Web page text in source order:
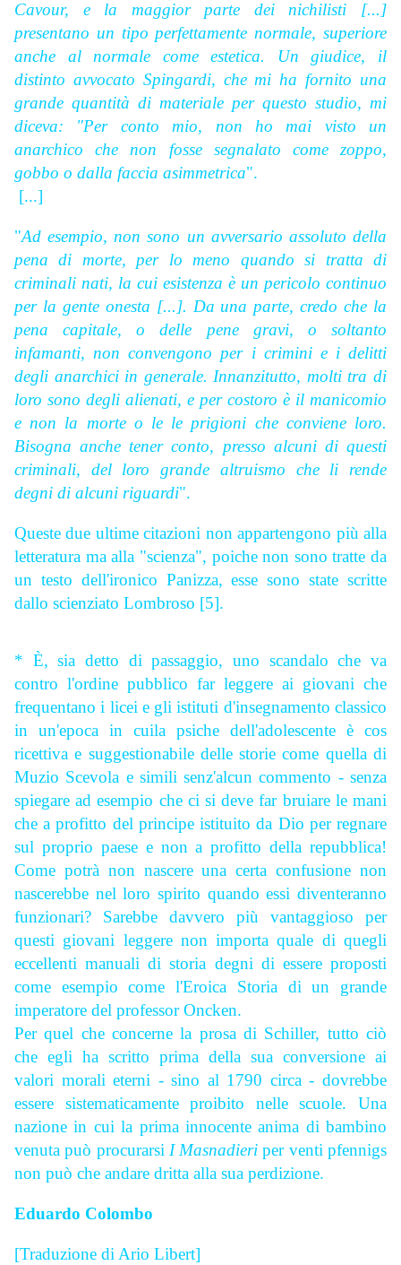
Cavour, e la maggior parte dei nichilisti [...]
presentano un tipo perfettamente normale, superiore
anche al normale come estetica. Un giudice, il
distinto avvocato Spingardi, che mi ha fornito una
grande quantità di materiale per questo studio, mi
diceva: "Per conto mio, non ho mai visto un
anarchico che non fosse segnalato come zoppo,
gobbo o dalla faccia asimmetrica".
[...]
"Ad esempio, non sono un avversario assoluto della
pena di morte, per lo meno quando si tratta di
criminali nati, la cui esistenza è un pericolo continuo
per la gente onesta [...]. Da una parte, credo che la
pena capitale, o delle pene gravi, o soltanto
infamanti, non convengono per i crimini e i delitti
degli anarchici in generale. Innanzitutto, molti tra di
loro sono degli alienati, e per costoro è il manicomio
e non la morte o le le prigioni che conviene loro.
Bisogna anche tener conto, presso alcuni di questi
criminali, del loro grande altruismo che li rende
degni di alcuni riguardi".
Queste due ultime citazioni non appartengono più alla
letteratura ma alla "scienza", poiche non sono tratte da
un testo dell'ironico Panizza, esse sono state scritte
dallo scienziato Lombroso [5].
* È, sia detto di passaggio, uno scandalo che va
contro l'ordine pubblico far leggere ai giovani che
frequentano i licei e gli istituti d'insegnamento classico
in un'epoca in cuila psiche dell'adolescente è cos
ricettiva e suggestionabile delle storie come quella di
Muzio Scevola e simili senz'alcun commento - senza
spiegare ad esempio che ci si deve far bruiare le mani
che a profitto del principe istituito da Dio per regnare
sul proprio paese e non a profitto della repubblica!
Come potrà non nascere una certa confusione non
nascerebbe nel loro spirito quando essi diventeranno
funzionari? Sarebbe davvero più vantaggioso per
questi giovani leggere non importa quale di quegli
eccellenti manuali di storia degni di essere proposti
come esempio come l'Eroica Storia di un grande
imperatore del professor Oncken.
Per quel che concerne la prosa di Schiller, tutto ciò
che egli ha scritto prima della sua conversione ai
valori morali eterni - sino al 1790 circa - dovrebbe
essere sistematicamente proibito nelle scuole. Una
nazione in cui la prima innocente anima di bambino
venuta può procurarsi I Masnadieri per venti pfennigs
non può che andare dritta alla sua perdizione.
Eduardo Colombo
[Traduzione di Ario Libert]